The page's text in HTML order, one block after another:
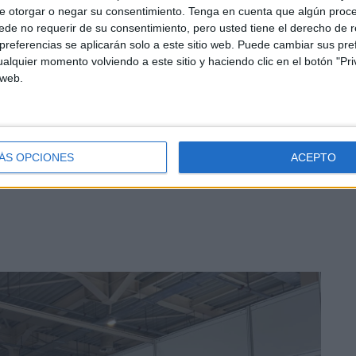
otorgar o negar su consentimiento. Tenga en cuenta que algún
no requerir de su consentimiento, pero usted tiene el derecho de
se aplicarán solo a este sitio web. Puede cambiar sus
momento volviendo a este sitio y haciendo clic en el botón
OPCIONES ACEPTO
a incrementar los tráficos portuarios”,
(Bunkering) y el de servicios complementarios
y seguridad a las embarcaciones que operan
parte de la promoción comercial que la entidad tiene